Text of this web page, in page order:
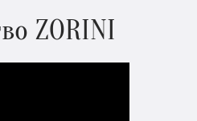
ZORINI